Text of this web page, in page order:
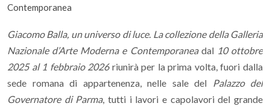
Contemporanea
Giacomo Balla, un universo di luce. La collezione della Galleria
Nazionale d’Arte Moderna e Contemporaneadal 10 ottobre
2025 al 1 febbraio 2026riunirà per la prima volta, fuori dalla
sede romana di appartenenza, nelle sale del Palazzo del
Governatore di Parma, tutti i lavori e capolavori del grande